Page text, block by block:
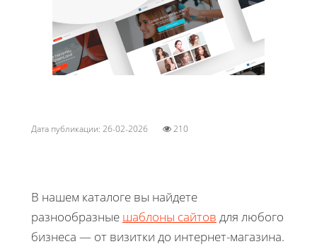
Дата публикации: 26-02-2026 210
В нашем каталоге вы найдете
разнообразные шаблоны сайтов для любого
бизнеса — от визитки до интернет-магазина.